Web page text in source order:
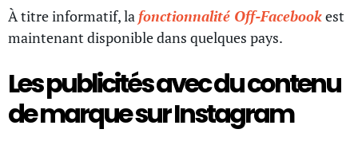
À titre informatif, la fonctionnalité Off-Facebookest
maintenant disponible dans quelques pays.
Les publicités avec du contenu
de marque sur Instagram